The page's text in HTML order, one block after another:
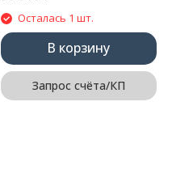
Осталась 1 шт.
В корзину
Запрос счёта/КП